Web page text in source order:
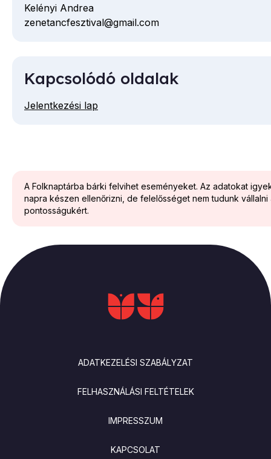
A Folknaptárba bárki felvihet eseményeket. Az adatokat
napra készen ellenőrizni, de felelősséget nem tudunk vállalni
pontosságukért.
Kelényi Andrea
E-
zenetancfesztival@gmail.com
Kapcsolódó oldalak
Jelentkezési lap
ADATKEZELÉSI SZABÁLYZAT
FELHASZNÁLÁSI FELTÉTELEK
IMPRESSZUM
KAPCSOLAT